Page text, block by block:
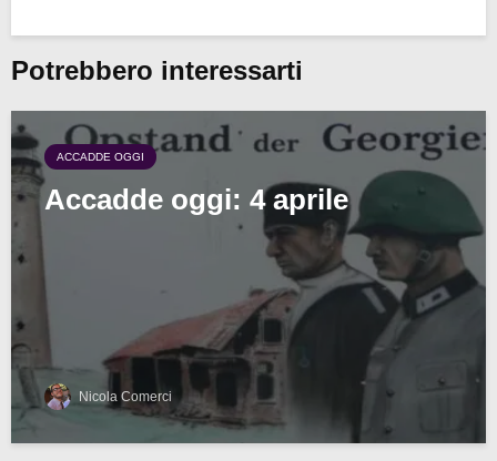
Potrebbero interessarti
ACCADDE OGGI
Accadde oggi: 4 aprile
Nicola Comerci